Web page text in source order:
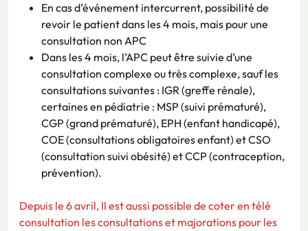
En cas d’événement intercurrent, possibilité de
revoir le patient dans les 4 mois, mais pour une
consultation non APC
Dans les 4 mois, l’APC peut être suivie d’une
consultation complexe ou très complexe, sauf les
consultations suivantes : IGR (greffe rénale),
certaines en pédiatrie : MSP (suivi prématuré),
CGP (grand prématuré), EPH (enfant handicapé),
COE (consultations obligatoires enfant) et CSO
(consultation suivi obésité) et CCP (contraception,
prévention).
Depuis le 6 avril, Il est aussi possible de coter en télé
consultation les consultations et majorations pour les